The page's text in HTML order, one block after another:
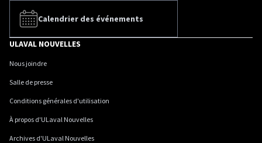
Calendrier des événements
ULAVAL NOUVELLES
Nous joindre
Salle de presse
Conditions générales d'utilisation
À propos d'ULaval Nouvelles
Archives d'ULaval Nouvelles